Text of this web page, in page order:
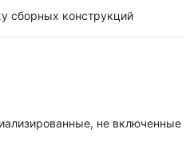
сборных конструкций
не включенные